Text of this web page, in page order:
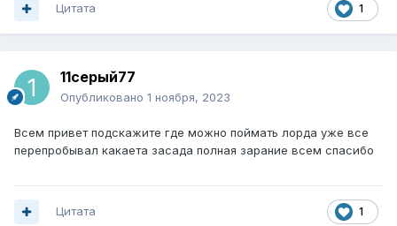
1
Цитата
11серый77
Опубликовано 1 ноября, 2023
Всем привет подскажите где можно поймать лорда уже все
перепробывал какаета засада полная зарание всем спасибо
1
Цитата